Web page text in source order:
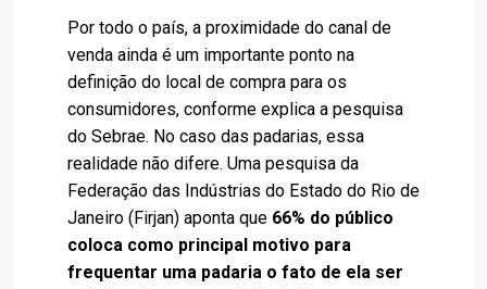
Por todo o país, a proximidade do canal de
venda ainda é um importante ponto na
definição do local de compra para os
consumidores, conforme explica a pesquisa
do Sebrae. No caso das padarias, essa
realidade não difere. Uma pesquisa da
Federação das Indústrias do Estado do Rio de
Janeiro (Firjan) aponta que 66% do público
coloca como principal motivo para
frequentar uma padaria o fato de ela ser